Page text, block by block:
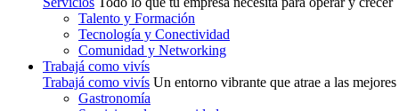
Talento y Formación
Tecnología y Conectividad
Comunidad y Networking
Trabajá como vivís
Trabajá como vivís Un entorno vibrante que atrae a las
Gastronomía